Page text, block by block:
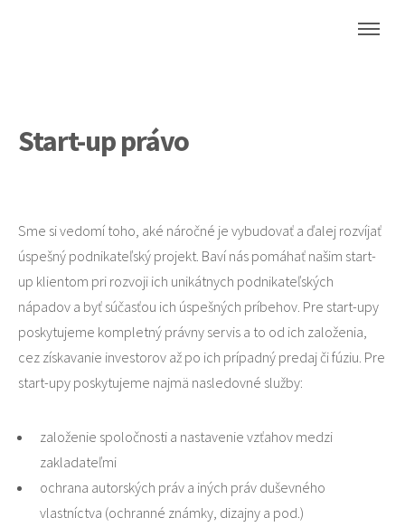
Start-up právo
Sme si vedomí toho, aké náročné je vybudovať a ďalej rozvíjať
úspešný podnikateľský projekt. Baví nás pomáhať našim start-
up klientom pri rozvoji ich unikátnych podnikateľských
nápadov a byť súčasťou ich úspešných príbehov. Pre start-upy
poskytujeme kompletný právny servis a to od ich založenia,
cez získavanie investorov až po ich prípadný predaj či fúziu. Pre
start-upy poskytujeme najmä nasledovné služby:
založenie spoločnosti a nastavenie vzťahov medzi
zakladateľmi
ochrana autorských práv a iných práv duševného
vlastníctva (ochranné známky, dizajny a pod.)